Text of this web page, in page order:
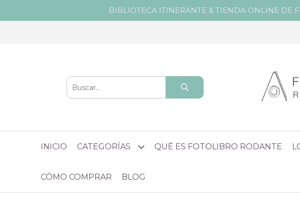
BIBLIOTECA ITINERANTE & TIENDA ONLINE
INICIO CATEGORÍAS QUÉ ES FOTOLIBRO RODANTE
CÓMO COMPRAR BLOG